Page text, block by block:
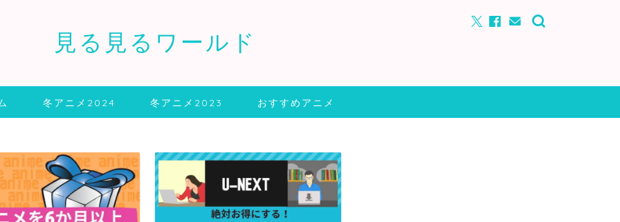
見る見るワールド
冬アニメ2024 冬アニメ2023 おすすめアニメ